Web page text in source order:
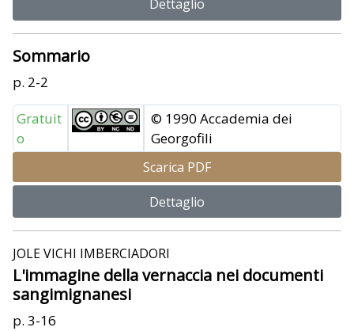
Dettaglio
Sommario
p. 2-2
Gratuit
o
© 1990 Accademia dei
Georgofili
Scarica PDF
Dettaglio
JOLE VICHI IMBERCIADORI
L'immagine della vernaccia nei documenti
sangimignanesi
p. 3-16